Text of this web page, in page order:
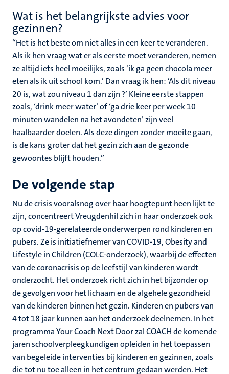
Wat is het belangrijkste advies voor
gezinnen?
“Het is het beste om niet alles in een keer te veranderen.
Als ik hen vraag wat er als eerste moet veranderen, nemen
ze altijd iets heel moeilijks, zoals ‘ik ga geen chocola meer
eten als ik uit school kom.’ Dan vraag ik hen: ‘Als dit niveau
20 is, wat zou niveau 1 dan zijn ?’ Kleine eerste stappen
zoals, ‘drink meer water’ of ‘ga drie keer per week 10
minuten wandelen na het avondeten’ zijn veel
haalbaarder doelen. Als deze dingen zonder moeite gaan,
is de kans groter dat het gezin zich aan de gezonde
gewoontes blijft houden.”
De volgende stap
Nu de crisis vooralsnog over haar hoogtepunt heen lijkt te
zijn, concentreert Vreugdenhil zich in haar onderzoek ook
op covid-19-gerelateerde onderwerpen rond kinderen en
pubers. Ze is initiatiefnemer van COVID-19, Obesity and
Lifestyle in Children (COLC-onderzoek), waarbij de effecten
van de coronacrisis op de leefstijl van kinderen wordt
onderzocht. Het onderzoek richt zich in het bijzonder op
de gevolgen voor het lichaam en de algehele gezondheid
van de kinderen binnen het gezin. Kinderen en pubers van
4 tot 18 jaar kunnen aan het onderzoek deelnemen. In het
programma Your Coach Next Door zal COACH de komende
jaren schoolverpleegkundigen opleiden in het toepassen
van begeleide interventies bij kinderen en gezinnen, zoals
die tot nu toe alleen in het centrum gedaan werden. Het